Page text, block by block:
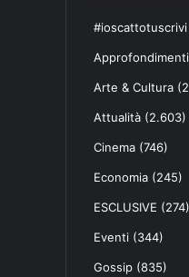
#ioscattotuscrivi
Approfondimenti
Arte & Cultura
Attualità (2.603)
Cinema (746)
Economia (245)
ESCLUSIVE (274)
Eventi (344)
Gossip (835)